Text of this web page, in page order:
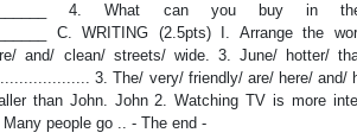
4. What can you buy in
C. WRITING (2.5pts) I. Arrange the
and/ clean/ streets/ wide. 3. June/ hotter/
3. The/ very/ friendly/ are/ here/ and/
than John. John 2. Watching TV is more
people go .. - The end -